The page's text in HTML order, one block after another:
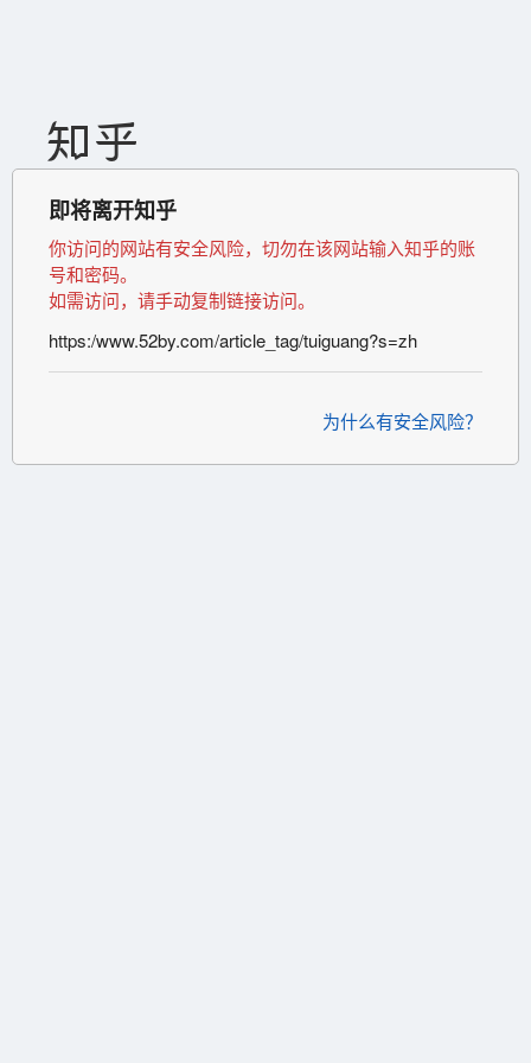
即将离开知乎
你访问的网站有安全风险，切勿在该网站输入知乎的账
号和密码。
如需访问，请手动复制链接访问。
https:/www.52by.com/article_tag/tuiguang?s=zh
为什么有安全风险？